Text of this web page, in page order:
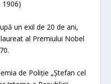
1906)
un exil de 20 de ani,
al Premiului Nobel
de Poliție „Ștefan cel